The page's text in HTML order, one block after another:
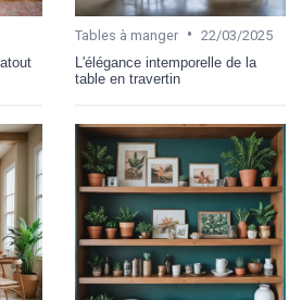
Tables à manger • 22/03/2025
L'élégance intemporelle de la
table en travertin